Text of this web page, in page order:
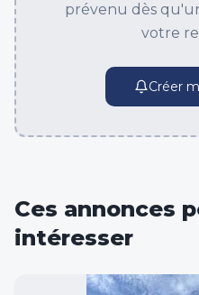
prévenu dès
votre
Créer
Ces annonces
intéresser